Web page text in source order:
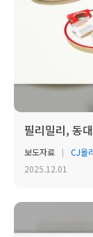
필리밀리, 동
보도자료
CJ올
2025.12.01